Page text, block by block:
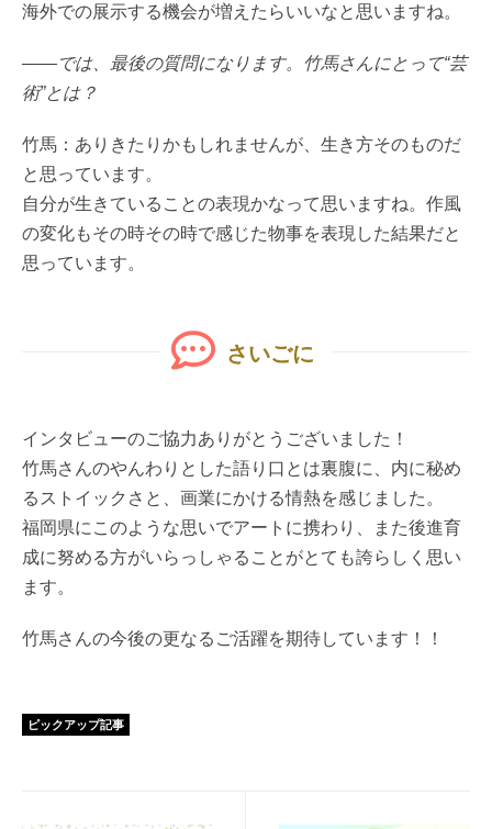
海外での展示する機会が増えたらいいなと思いますね。
――では、最後の質問になります。竹馬さんにとって“芸
術”とは？
竹馬：ありきたりかもしれませんが、生き方そのものだ
と思っています。
自分が生きていることの表現かなって思いますね。作風
の変化もその時その時で感じた物事を表現した結果だと
思っています。
さいごに
インタビューのご協力ありがとうございました！
竹馬さんのやんわりとした語り口とは裏腹に、内に秘め
るストイックさと、画業にかける情熱を感じました。
福岡県にこのような思いでアートに携わり、また後進育
成に努める方がいらっしゃることがとても誇らしく思い
ます。
竹馬さんの今後の更なるご活躍を期待しています！！
ピックアップ記事